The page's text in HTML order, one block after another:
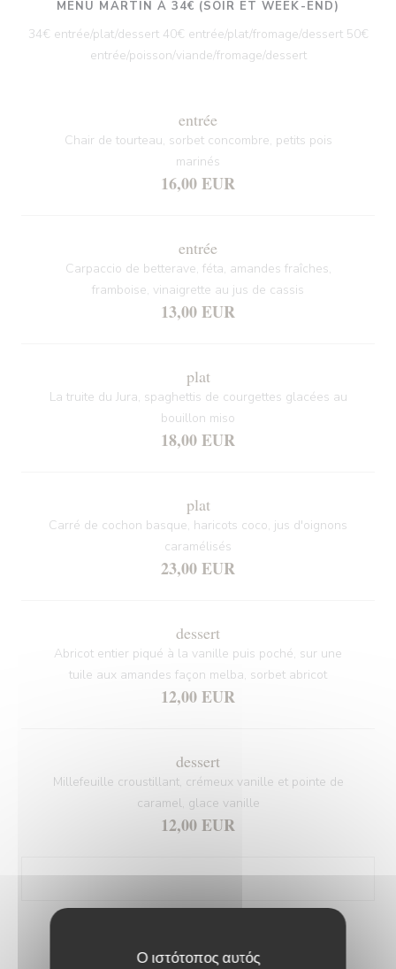
Ο ιστότοπος αυτός
MENU MARTIN À 34€ (SOIR ET WEEK-END)
34€ entrée/plat/dessert 40€ entrée/plat/fromage/dessert 50€
entrée/poisson/viande/fromage/dessert
entrée
Chair de tourteau, sorbet concombre, petits pois
marinés
16,00 EUR
entrée
Carpaccio de betterave, féta, amandes fraîches,
framboise, vinaigrette au jus de cassis
13,00 EUR
plat
La truite du Jura, spaghettis de courgettes glacées au
bouillon miso
18,00 EUR
plat
Carré de cochon basque, haricots coco, jus d'oignons
caramélisés
23,00 EUR
dessert
Abricot entier piqué à la vanille puis poché, sur une
tuile aux amandes façon melba, sorbet abricot
12,00 EUR
dessert
Millefeuille croustillant, crémeux vanille et pointe de
caramel, glace vanille
12,00 EUR